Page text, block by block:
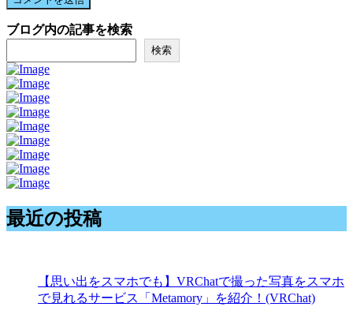
ブログ内の記事を検索
検索
最近の投稿
【思い出をスマホでも】VRChatで撮った写真をスマホ
で見れるサービス「Metamory」を紹介！(VRChat)